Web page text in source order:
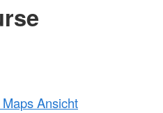
Ansicht